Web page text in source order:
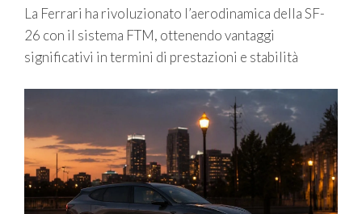
La Ferrari ha rivoluzionato l’aerodinamica della SF-
26 con il sistema FTM, ottenendo vantaggi
significativi in termini di prestazioni e stabilità